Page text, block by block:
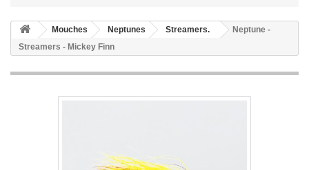
Mouches Neptunes Streamers.
Neptune -
Streamers - Mickey Finn